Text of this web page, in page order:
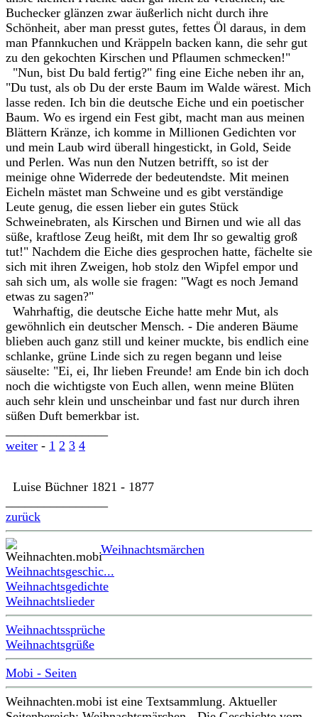
Buchecker glänzen zwar äußerlich nicht durch ihre
Schönheit, aber man presst gutes, fettes Öl daraus, in dem
man Pfannkuchen und Kräppeln backen kann, die sehr gut
zu den gekochten Kirschen und Pflaumen schmecken!"
"Nun, bist Du bald fertig?" fing eine Eiche neben ihr an,
"Du tust, als ob Du der erste Baum im Walde wärest. Mich
lasse reden. Ich bin die deutsche Eiche und ein poetischer
Baum. Wo es irgend ein Fest gibt, macht man aus meinen
Blättern Kränze, ich komme in Millionen Gedichten vor
und mein Laub wird überall hingestickt, in Gold, Seide
und Perlen. Was nun den Nutzen betrifft, so ist der
meinige ohne Widerrede der bedeutendste. Mit meinen
Eicheln mästet man Schweine und es gibt verständige
Leute genug, die essen lieber ein gutes Stück
Schweinebraten, als Kirschen und Birnen und wie all das
süße, kraftlose Zeug heißt, mit dem Ihr so gewaltig groß
tut!" Nachdem die Eiche dies gesprochen hatte, fächelte sie
sich mit ihren Zweigen, hob stolz den Wipfel empor und
sah sich um, als wolle sie fragen: "Wagt es noch Jemand
etwas zu sagen?"
Wahrhaftig, die deutsche Eiche hatte mehr Mut, als
gewöhnlich ein deutscher Mensch. - Die anderen Bäume
blieben auch ganz still und keiner muckte, bis endlich eine
schlanke, grüne Linde sich zu regen begann und leise
säuselte: "Ei, ei, Ihr lieben Freunde! am Ende bin ich doch
noch die wichtigste von Euch allen, wenn meine Blüten
auch sehr klein und unscheinbar und fast nur durch ihren
süßen Duft bemerkbar ist.
weiter - 1 2 3 4
Luise Büchner 1821 - 1877
zurück
Weihnachtsmärchen
Weihnachtsgeschic...
Weihnachtsgedichte
Weihnachtslieder
Weihnachtssprüche
Weihnachtsgrüße
Mobi - Seiten
Weihnachten.mobi ist eine Textsammlung. Aktueller